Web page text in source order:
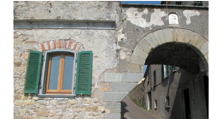
Porta Stazon